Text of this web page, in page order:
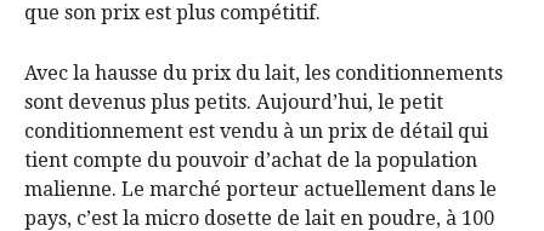
que son prix est plus compétitif.
Avec la hausse du prix du lait, les conditionnements
sont devenus plus petits. Aujourd’hui, le petit
conditionnement est vendu à un prix de détail qui
tient compte du pouvoir d’achat de la population
malienne. Le marché porteur actuellement dans le
pays, c’est la micro dosette de lait en poudre, à 100